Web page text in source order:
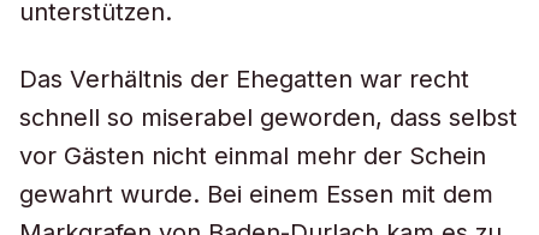
unterstützen.
Das Verhältnis der Ehegatten war recht
schnell so miserabel geworden, dass selbst
vor Gästen nicht einmal mehr der Schein
gewahrt wurde. Bei einem Essen mit dem